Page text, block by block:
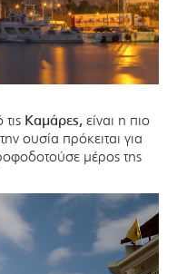
Καμάρες, είναι η πιο
ουσία πρόκειται για
μέρος της